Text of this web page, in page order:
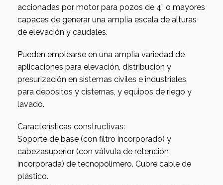
accionadas por motor para pozos de 4” o mayores
capaces de generar una amplia escala de alturas
de elevación y caudales.
Pueden emplearse en una amplia variedad de
aplicaciones para elevación, distribución y
presurización en sistemas civiles e industriales,
para depósitos y cisternas, y equipos de riego y
lavado.
Características constructivas:
Soporte de base (con filtro incorporado) y
cabezasuperior (con válvula de retención
incorporada) de tecnopolimero. Cubre cable de
plástico.